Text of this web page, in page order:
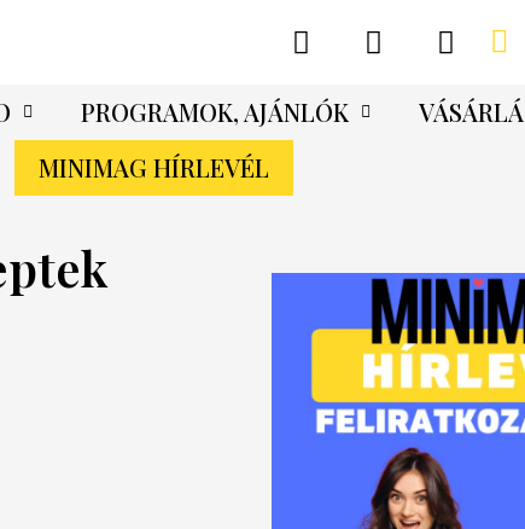
PROGRAMOK, AJÁNLÓK
MINIMAG HÍRLEVÉL